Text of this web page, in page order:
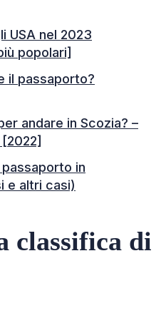
USA nel 2023
popolari]
il passaporto?
andare in Scozia? –
in
e altri casi)
classifica di